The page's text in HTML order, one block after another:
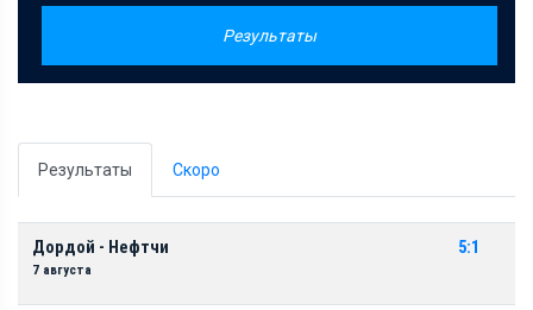
Результаты
Результаты Скоро
Дордой - Нефтчи
7 августа
5:1